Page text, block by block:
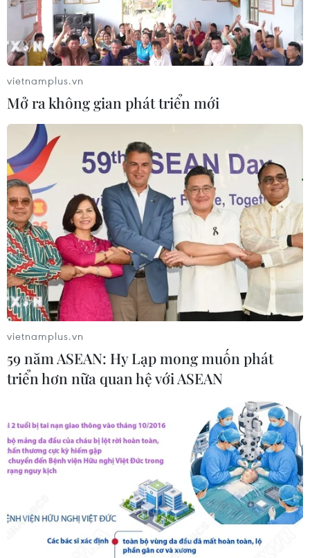
TIN CÙNG CHUYÊN MỤC
Mỹ có đang chuẩn bị một
chiến lược mới nhằm vào Iran?
vietnamplus.vn
Mở ra không gian phát triển mới
vietnamplus.vn
59 năm ASEAN: Hy Lạp mong muốn phát
triển hơn nữa quan hệ với ASEAN